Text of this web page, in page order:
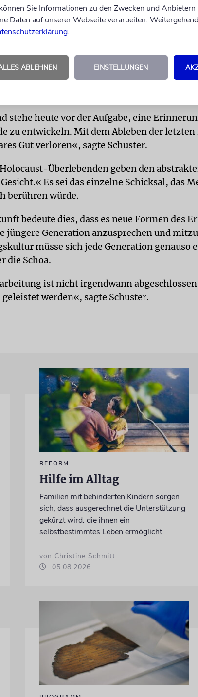
Eine Erinnerungskultur
jede Generation genauso
betonte Schuster.
stehe heute vor der Aufgabe, eine
zu entwickeln. Mit dem Ableben der letzten
Gut verloren«, sagte Schuster.
Überlebenden geben den
Es sei das einzelne Schicksal, das
berühren würde.
bedeute dies, dass es neue Formen des
jüngere Generation anzusprechen und
müsse sich jede Generation genauso
die Schoa.
ist nicht irgendwann
werden«, sagte Schuster.
REFORM
Hilfe im Alltag
Familien mit behinderten Kindern sorgen
sich, dass ausgerechnet die Unterstützung
gekürzt wird, die ihnen ein
selbstbestimmtes Leben ermöglicht
von Christine Schmitt
05.08.2026
Sie Informationen zu den Zwecken und
Daten auf unserer Webseite verarbeiten.
.
ABLEHNEN EINSTELLUNGEN